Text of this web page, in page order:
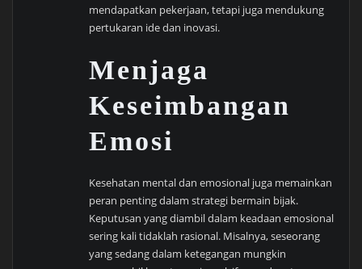
mendapatkan pekerjaan, tetapi juga mendukung
pertukaran ide dan inovasi.
Menjaga
Keseimbangan
Emosi
Kesehatan mental dan emosional juga memainkan
peran penting dalam strategi bermain bijak.
Keputusan yang diambil dalam keadaan emosional
sering kali tidaklah rasional. Misalnya, seseorang
yang sedang dalam ketegangan mungkin